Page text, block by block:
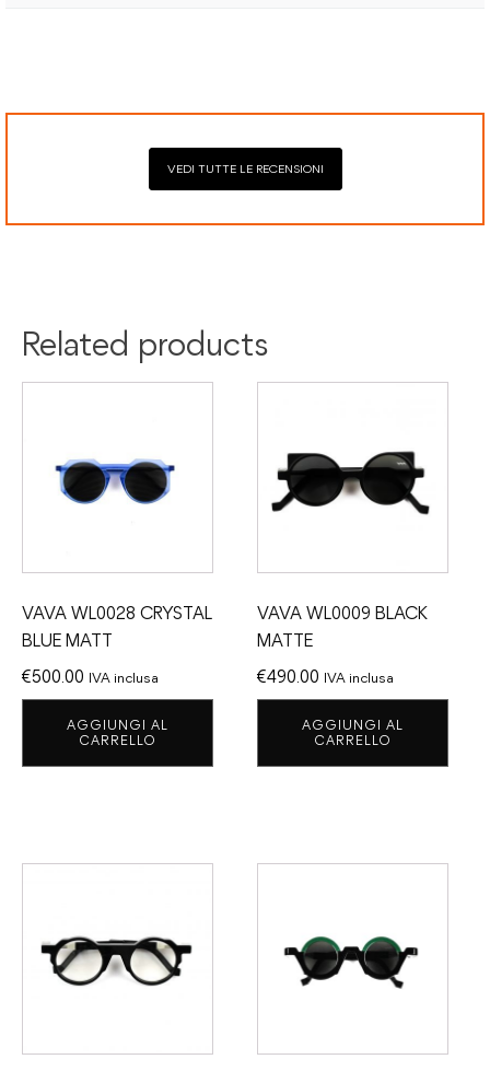
VEDI TUTTE LE RECENSIONI
Related products
VAVA WL0028 CRYSTAL
BLUE MATT
€500.00 IVA inclusa
AGGIUNGI AL
CARRELLO
VAVA WL0009 BLACK
MATTE
€490.00 IVA inclusa
AGGIUNGI AL
CARRELLO